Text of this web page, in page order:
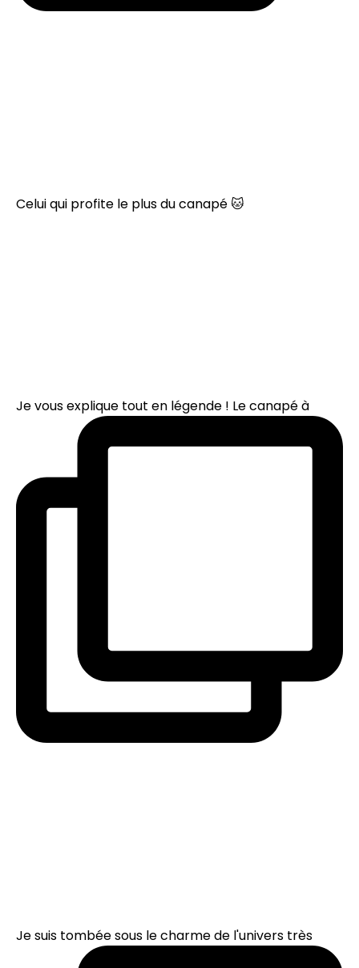
Celui qui profite le plus du canapé 🐱
Je vous explique tout en légende ! Le canapé à
Je suis tombée sous le charme de l'univers très